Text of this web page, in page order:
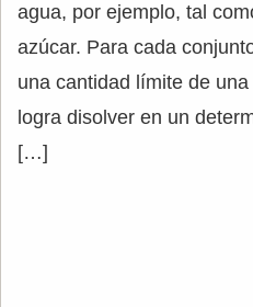
agua, por ejemplo, tal
azúcar. Para cada
una cantidad límite de
logra disolver en un
[…]